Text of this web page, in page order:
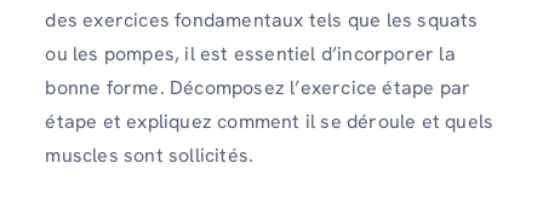
des exercices fondamentaux tels que les squats
ou les pompes, il est essentiel d’incorporer la
bonne forme. Décomposez l’exercice étape par
étape et expliquez comment il se déroule et quels
muscles sont sollicités.